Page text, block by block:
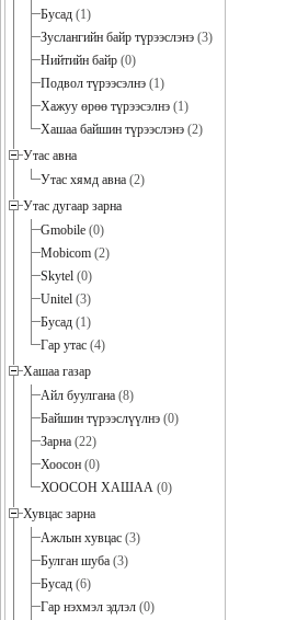
Бусад (1)
Зуслангийн байр түрээслэнэ (3)
Нийтийн байр (0)
Подвол түрээсэлнэ (1)
Хажуу өрөө түрээсэлнэ (1)
Хашаа байшин түрээслэнэ (2)
Утас авна
Утас хямд авна (2)
Утас дугаар зарна
Gmobile (0)
Mobicom (2)
Skytel (0)
Unitel (3)
Бусад (1)
Гар утас (4)
Хашаа газар
Айл буулгана (8)
Байшин түрээслүүлнэ (0)
Зарна (22)
Хоосон (0)
ХООСОН ХАШАА (0)
Хувцас зарна
Ажлын хувцас (3)
Булган шуба (3)
Бусад (6)
Гар нэхмэл эдлэл (0)